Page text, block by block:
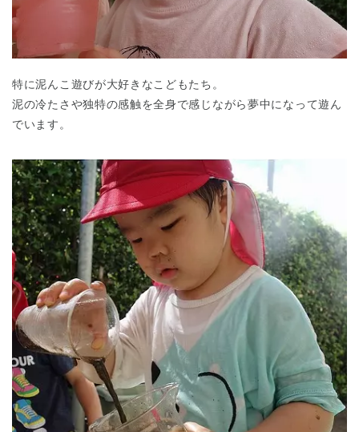
特に泥んこ遊びが大好きなこどもたち。
泥の冷たさや独特の感触を全身で感じながら夢中になって遊ん
でいます。